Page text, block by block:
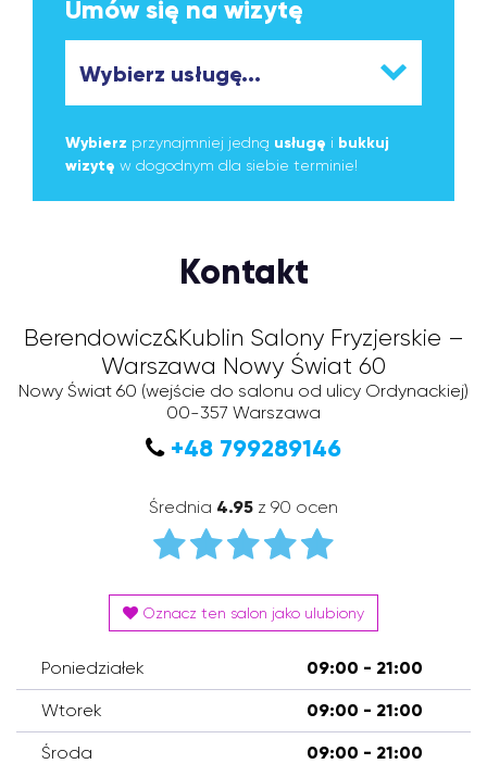
Umów się na wizytę
Wybierz przynajmniej jedną usługę i bukkuj
wizytę w dogodnym dla siebie terminie!
Kontakt
Berendowicz&Kublin Salony Fryzjerskie –
Warszawa Nowy Świat 60
Nowy Świat 60 (wejście do salonu od ulicy Ordynackiej)
00-357 Warszawa
+48 799289146
Średnia 4.95 z 90 ocen
Oznacz ten salon jako ulubiony
Poniedziałek 09:00 - 21:00
Wtorek 09:00 - 21:00
Środa 09:00 - 21:00